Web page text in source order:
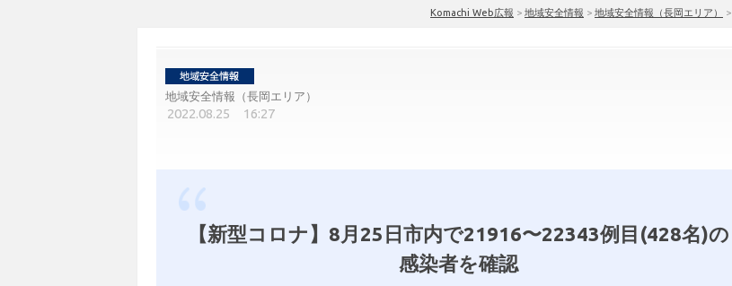
Komachi Web広報 > 地域安全情報 > 地域安全情報（長岡エリア） >
地域安全情報（長岡エリア）
2022.08.25 16:27
【新型コロナ】8月25日市内で21916〜22343例目(428名)の
感染者を確認